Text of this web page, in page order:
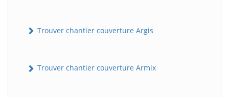
Trouver chantier couverture Argis
Trouver chantier couverture Armix